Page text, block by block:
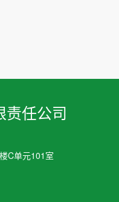
责任公司
C单元101室